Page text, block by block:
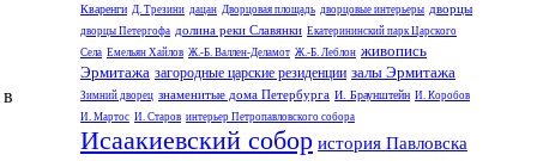
Кваренги Д. Трезини дацан Дворцовая площадь дворцовые интерьеры дворцы
дворцы Петергофа долина реки Славянки Екатерининский парк Царского
Села Емельян Хайлов Ж.-Б. Валлен-Деламот Ж.-Б. Леблон живопись
Эрмитажа загородные царские резиденции залы Эрмитажа
Зимний дворец знаменитые дома Петербурга И. Браунштейн И. Коробов
И. Мартос И. Старов интерьер Петропавловского собора
Исаакиевский собор история Павловска